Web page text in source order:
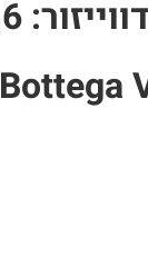
4.6
Bottega